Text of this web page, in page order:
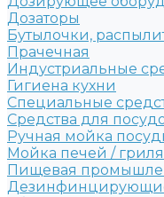
Дозаторы
Бутылочки,
Прачечная
Индустриальные
Гигиена кухни
Специальные
Средства для
Ручная мойка
Мойка печей /
Пищевая